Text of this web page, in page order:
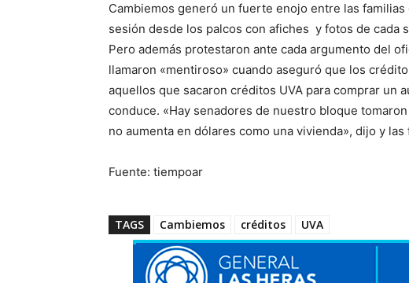
Cambiemos generó un fuerte enojo entre las
sesión desde los palcos con afiches y fotos de cada
Pero además protestaron ante cada argumento del
llamaron «mentiroso» cuando aseguró que los
aquellos que sacaron créditos UVA para comprar un
conduce. «Hay senadores de nuestro bloque
no aumenta en dólares como una vivienda», dijo y
Fuente: tiempoar
TAGS Cambiemos créditos UVA